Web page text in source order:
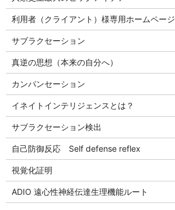
利用者（クライアント）様専用ホームページ
サブラクセーション
真逆の思想（本来の自分へ）
カンパンセーション
イネイトインテリジェンスとは？
サブラクセーション検出
自己防御反応 Self defense reflex
視覚化証明
ADIO 遠心性神経伝達生理機能ルート